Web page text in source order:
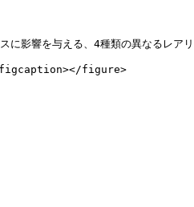
に影響を与える、4種類の異なるレア
figure>